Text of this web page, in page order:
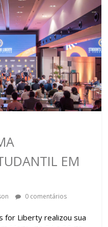
EM
0 comentários
for Liberty realizou sua